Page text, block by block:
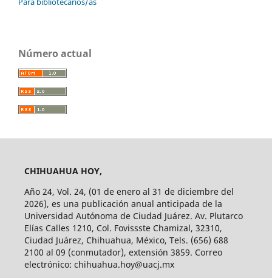
Número actual
CHIHUAHUA HOY,
Año 24, Vol. 24, (01 de enero al 31 de diciembre del
2026), es una publicación anual anticipada de la
Universidad Autónoma de Ciudad Juárez. Av. Plutarco
Elías Calles 1210, Col. Fovissste Chamizal, 32310,
Ciudad Juárez, Chihuahua, México, Tels. (656) 688
2100 al 09 (conmutador), extensión 3859. Correo
electrónico: chihuahua.hoy@uacj.mx